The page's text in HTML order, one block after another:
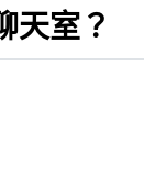
天室？